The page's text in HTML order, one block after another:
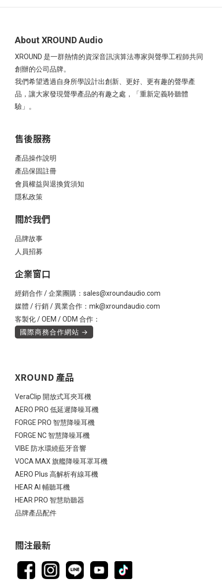
About XROUND Audio
XROUND 是一群熱情的資深音訊演算法專家與聲學工程師共同
創辦的公司品牌。
我們希望透過自身所學設計出創新、更好、更有趣的聲學產
品，讓大家發現聲學產品的有趣之處，「重新定義聆聽體
驗」。
售後服務
產品操作說明
產品保固註冊
會員權益與退換貨須知
隱私政策
關於我們
品牌故事
人員招募
企業窗口
經銷合作 / 企業團購：sales@xroundaudio.com
媒體 / 行銷 / 異業合作：mk@xroundaudio.com
客製化 / OEM / ODM 合作：
國際商務合作網站 →
XROUND 產品
VeraClip 開放式耳夾耳機
AERO PRO 低延遲降噪耳機
FORGE PRO 智慧降噪耳機
FORGE NC 智慧降噪耳機
VIBE 防水環繞藍牙音響
VOCA MAX 旗艦降噪耳罩耳機
AERO Plus 高解析有線耳機
HEAR AI 輔聽耳機
HEAR PRO 智慧助聽器
品牌產品配件
關注最新